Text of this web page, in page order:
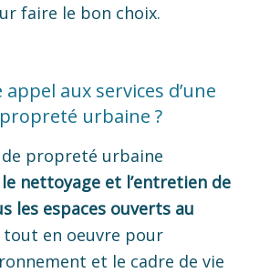
faire le bon choix.
aux services d’une
urbaine ?
propreté urbaine
le nettoyage et l’entretien de
les espaces ouverts au
tout en oeuvre pour
et le cadre de vie